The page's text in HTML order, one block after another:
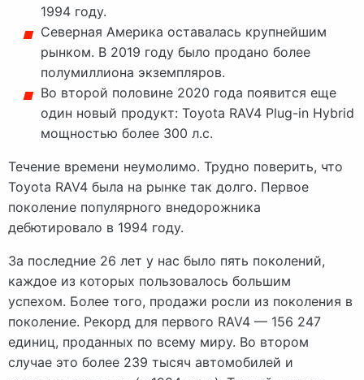
1994 году.
Северная Америка оставалась крупнейшим
рынком. В 2019 году было продано более
полумиллиона экземпляров.
Во второй половине 2020 года появится еще
один новый продукт: Toyota RAV4 Plug-in Hybrid
мощностью более 300 л.с.
Течение времени неумолимо. Трудно поверить, что
Toyota RAV4 была на рынке так долго. Первое
поколение популярного внедорожника
дебютировало в 1994 году.
За последние 26 лет у нас было пять поколений,
каждое из которых пользовалось большим
успехом. Более того, продажи росли из поколения в
поколение. Рекорд для первого RAV4 — 156 247
единиц, проданных по всему миру. Во втором
случае это более 239 тысяч автомобилей и